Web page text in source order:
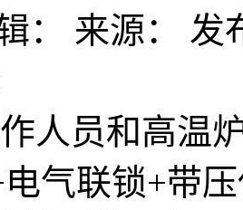
： 来源： 发
人员和高温
气联锁+带